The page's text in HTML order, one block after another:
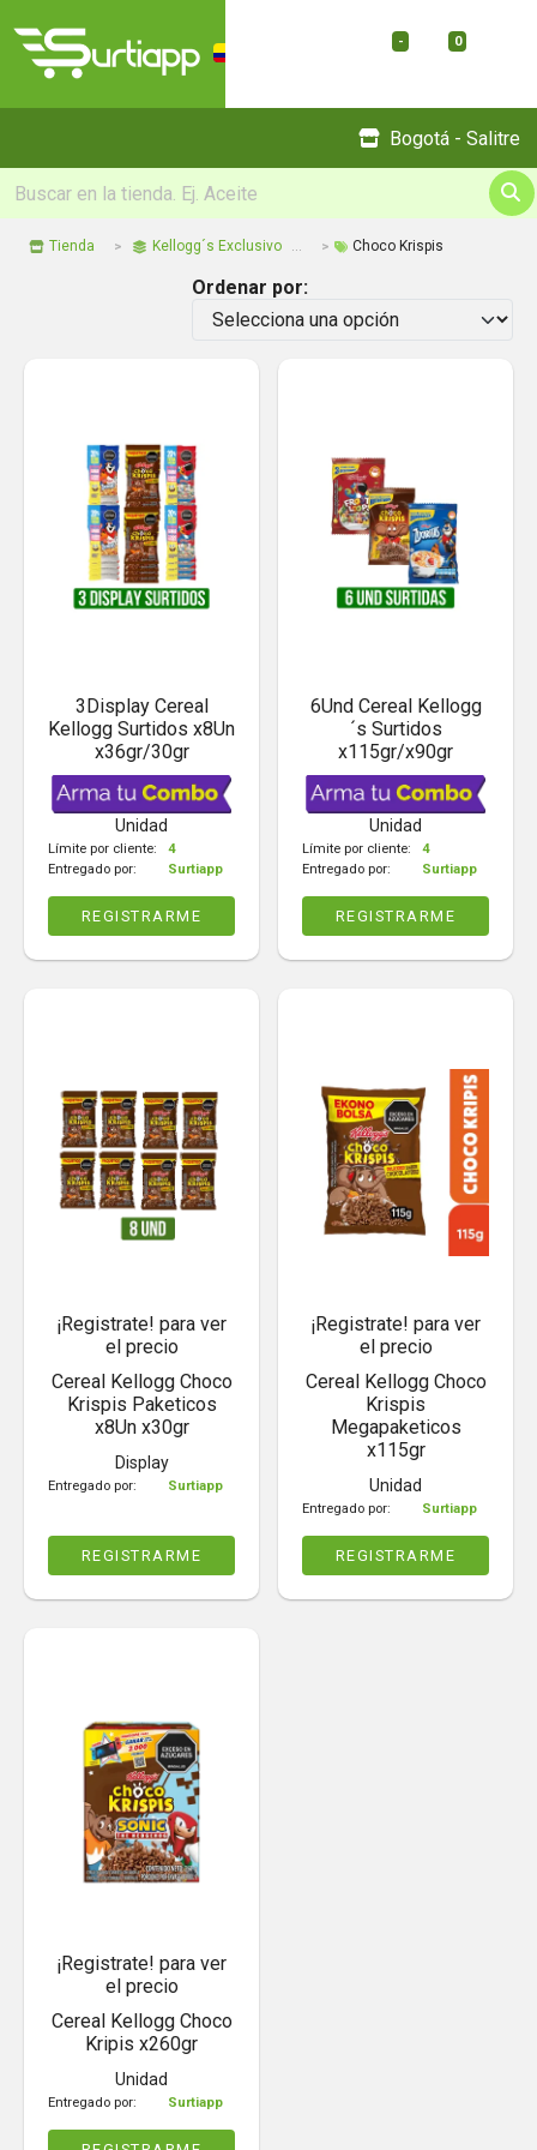
- 0
Bogotá - Salitre
Tienda Kellogg´s Exclusivo Choco Krispis
Ordenar por:
3Display Cereal
Kellogg Surtidos x8Un
x36gr/30gr
Unidad
Límite por cliente:
4
Entregado por:
Surtiapp
REGISTRARME
6Und Cereal Kellogg
´s Surtidos
x115gr/x90gr
Unidad
Límite por cliente:
4
Entregado por:
Surtiapp
REGISTRARME
¡Registrate! para ver
el precio
Cereal Kellogg Choco
Krispis Paketicos
x8Un x30gr
Display
Entregado por: Surtiapp
REGISTRARME
¡Registrate! para ver
el precio
Cereal Kellogg Choco
Krispis
Megapaketicos
x115gr
Unidad
Entregado por: Surtiapp
REGISTRARME
¡Registrate! para ver
el precio
Cereal Kellogg Choco
Kripis x260gr
Unidad
Entregado por: Surtiapp